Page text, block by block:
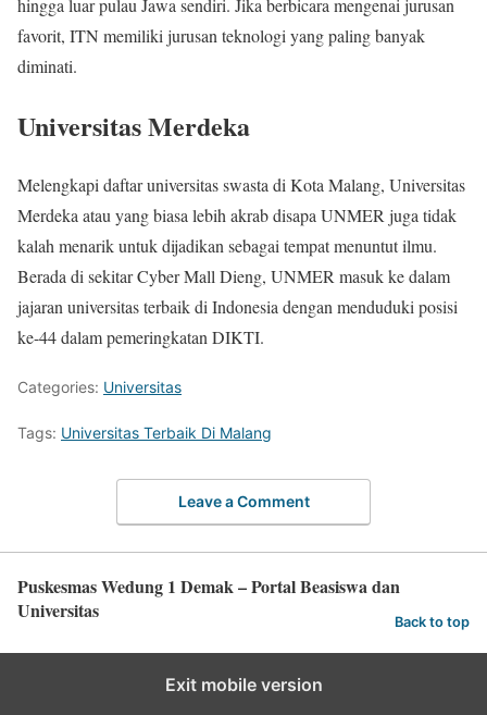
favorit, ITN memiliki jurusan teknologi yang paling banyak
diminati.
Universitas Merdeka
Melengkapi daftar universitas swasta di Kota Malang, Universitas
Merdeka atau yang biasa lebih akrab disapa UNMER juga tidak
kalah menarik untuk dijadikan sebagai tempat menuntut ilmu.
Berada di sekitar Cyber Mall Dieng, UNMER masuk ke dalam
jajaran universitas terbaik di Indonesia dengan menduduki posisi
ke-44 dalam pemeringkatan DIKTI.
Categories: Universitas
Tags: Universitas Terbaik Di Malang
Leave a Comment
Puskesmas Wedung 1 Demak – Portal Beasiswa dan
Universitas
Back to top
Exit mobile version